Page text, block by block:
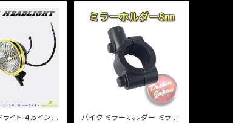
ライト 4.5インチ
バイク ミラーホルダー ミラー